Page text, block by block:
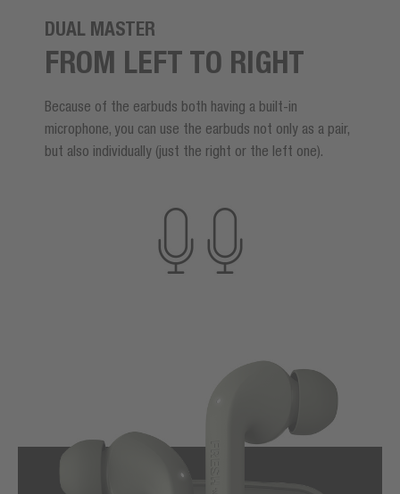
DUAL MASTER
FROM LEFT TO RIGHT
Because of the earbuds both having a built-in
microphone, you can use the earbuds not only as a pair,
but also individually (just the right or the left one).